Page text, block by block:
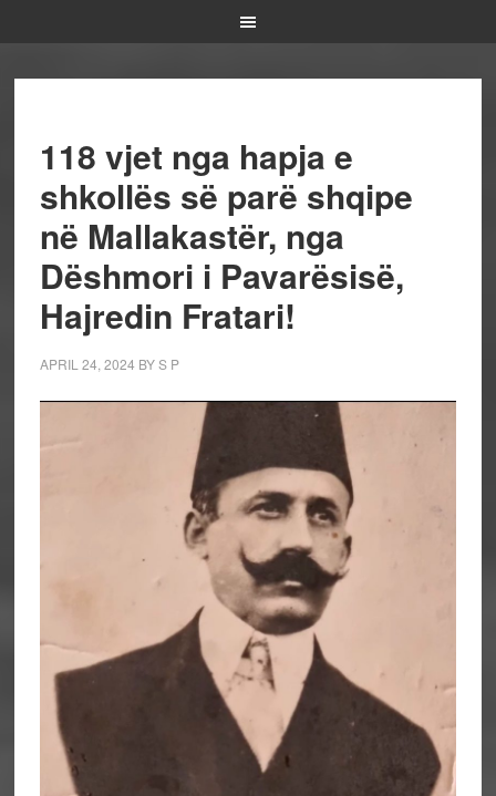
118 vjet nga hapja e
shkollës së parë shqipe
në Mallakastër, nga
Dëshmori i Pavarësisë,
Hajredin Fratari!
APRIL 24, 2024 BYS P